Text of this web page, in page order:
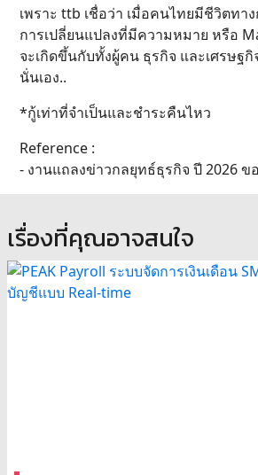
เพราะ ttb เชื่อว่า เมื่อคนไทยมีชีวิตทาง
การเปลี่ยนแปลงที่มีความหมาย หรือ
จะเกิดขึ้นกับทั้งผู้คน ธุรกิจ และเศรษฐกิ
นั่นเอง..
*กู้เท่าที่จำเป็นและชำระคืนไหว
Reference :
- งานแถลงข่าวกลยุทธ์ธุรกิจ ปี 2026 ข
เรื่องที่คุณอาจสนใจ